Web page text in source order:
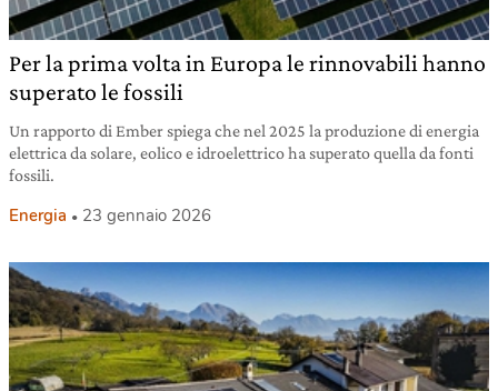
Per la prima volta in Europa le rinnovabili hanno
superato le fossili
Un rapporto di Ember spiega che nel 2025 la produzione di energia
elettrica da solare, eolico e idroelettrico ha superato quella da fonti
fossili.
Energia 23 gennaio 2026